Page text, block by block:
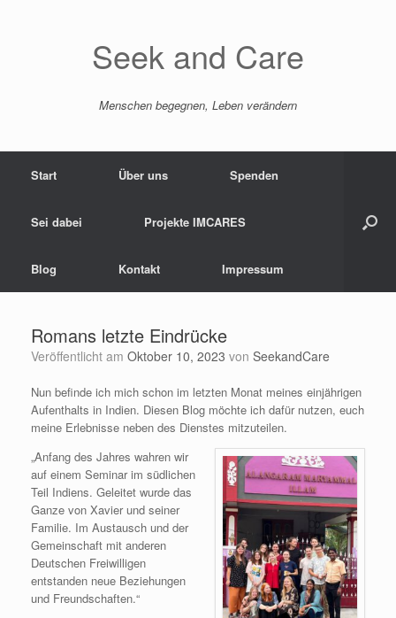
Seek and Care
Menschen begegnen, Leben verändern
Start Über uns Spenden
Sei dabei Projekte IMCARES
Blog Kontakt Impressum
Romans letzte Eindrücke
Veröffentlicht am Oktober 10, 2023 von SeekandCare
Nun befinde ich mich schon im letzten Monat meines einjährigen
Aufenthalts in Indien. Diesen Blog möchte ich dafür nutzen, euch
meine Erlebnisse neben des Dienstes mitzuteilen.
„Anfang des Jahres wahren wir
auf einem Seminar im südlichen
Teil Indiens. Geleitet wurde das
Ganze von Xavier und seiner
Familie. Im Austausch und der
Gemeinschaft mit anderen
Deutschen Freiwilligen
entstanden neue Beziehungen
und Freundschaften.“